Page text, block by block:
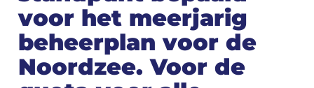
voor het meerjarig
beheerplan voor de
Noordzee. Voor de